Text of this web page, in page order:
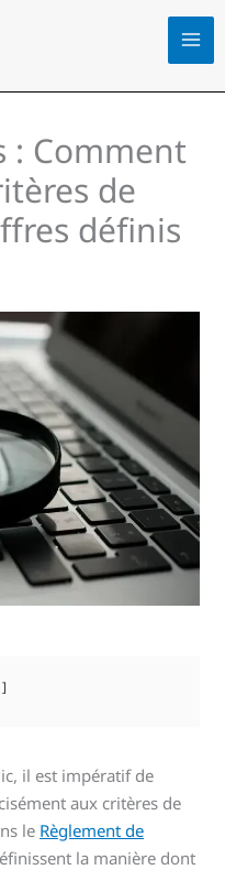
: Comment
de
définis
il est impératif de
aux critères de
le Règlement de
la manière dont